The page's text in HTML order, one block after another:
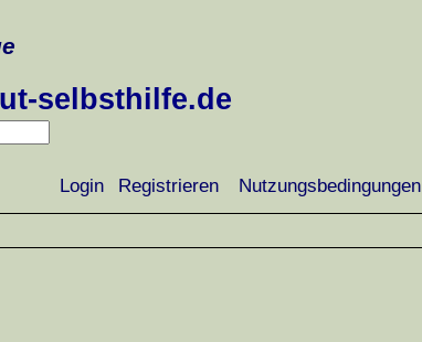
selbsthilfe.de
Login Registrieren Nutzungsbedingungen